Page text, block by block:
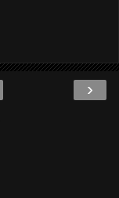
›